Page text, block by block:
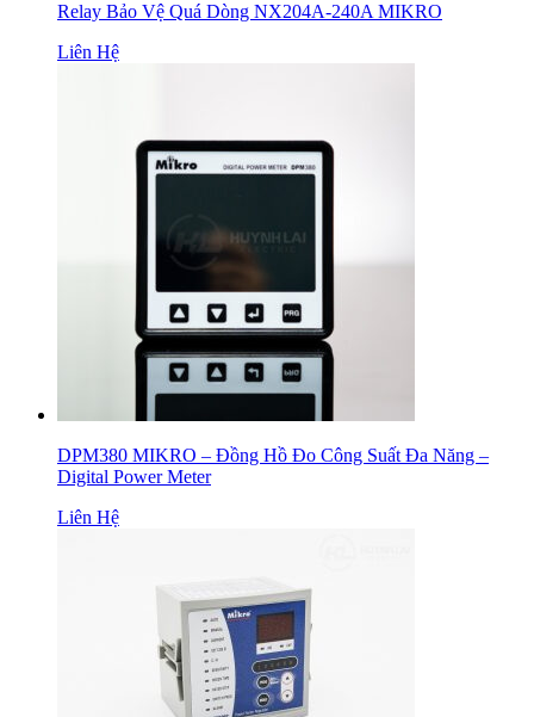
Relay Bảo Vệ Quá Dòng NX204A-240A MIKRO
Liên Hệ
DPM380 MIKRO – Đồng Hồ Đo Công Suất Đa Năng –
Digital Power Meter
Liên Hệ